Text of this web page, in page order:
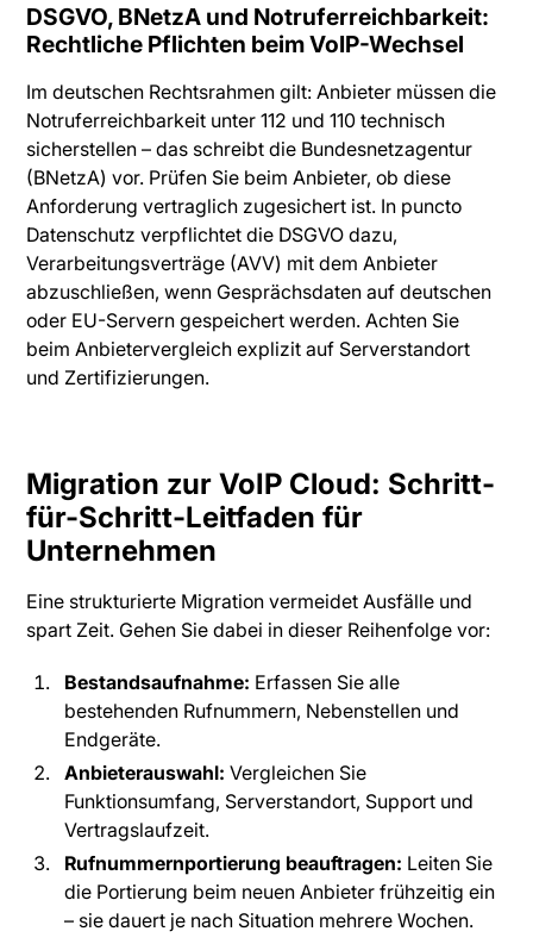
DSGVO, BNetzA und Notruferreichbarkeit:
Rechtliche Pflichten beim VoIP-Wechsel
Im deutschen Rechtsrahmen gilt: Anbieter müssen die
Notruferreichbarkeit unter 112 und 110 technisch
sicherstellen – das schreibt die Bundesnetzagentur
(BNetzA) vor. Prüfen Sie beim Anbieter, ob diese
Anforderung vertraglich zugesichert ist. In puncto
Datenschutz verpflichtet die DSGVO dazu,
Verarbeitungsverträge (AVV) mit dem Anbieter
abzuschließen, wenn Gesprächsdaten auf deutschen
oder EU-Servern gespeichert werden. Achten Sie
beim Anbietervergleich explizit auf Serverstandort
und Zertifizierungen.
Migration zur VoIP Cloud: Schritt-
für-Schritt-Leitfaden für
Unternehmen
Eine strukturierte Migration vermeidet Ausfälle und
spart Zeit. Gehen Sie dabei in dieser Reihenfolge vor:
Bestandsaufnahme: Erfassen Sie alle
bestehenden Rufnummern, Nebenstellen und
Endgeräte.
Anbieterauswahl: Vergleichen Sie
Funktionsumfang, Serverstandort, Support und
Vertragslaufzeit.
Rufnummernportierung beauftragen: Leiten Sie
die Portierung beim neuen Anbieter frühzeitig ein
– sie dauert je nach Situation mehrere Wochen.